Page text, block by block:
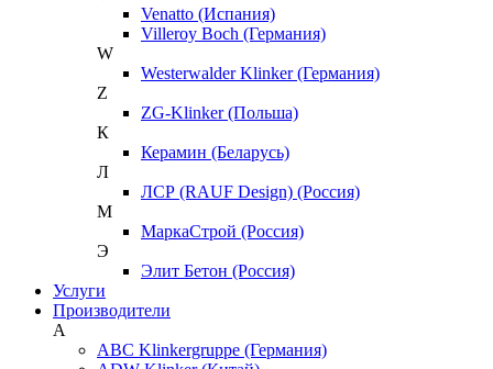
Venatto (Испания)
Villeroy Boch (Германия)
W
Westerwalder Klinker (Германия)
Z
ZG-Klinker (Польша)
К
Керамин (Беларусь)
Л
ЛСР (RAUF Design) (Россия)
М
МаркаСтрой (Россия)
Э
Элит Бетон (Россия)
Услуги
Производители
A
ABC Klinkergruppe (Германия)